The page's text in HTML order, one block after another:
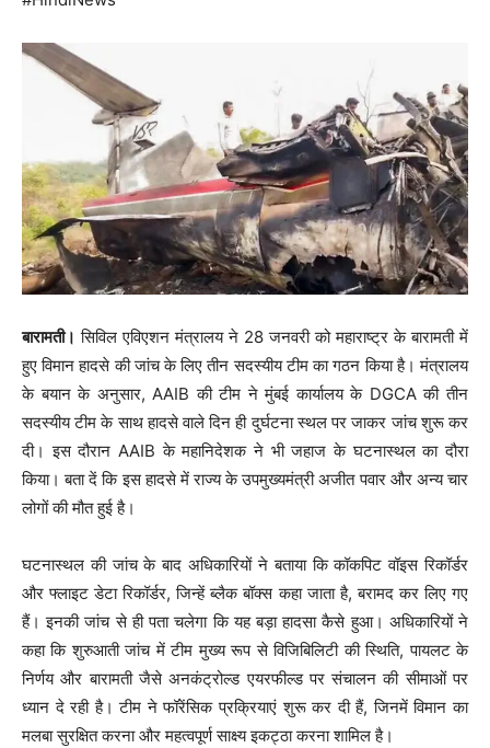
बारामती। सिविल एविएशन मंत्रालय ने 28 जनवरी को महाराष्ट्र के बारामती में
हुए विमान हादसे की जांच के लिए तीन सदस्यीय टीम का गठन किया है। मंत्रालय
के बयान के अनुसार, AAIB की टीम ने मुंबई कार्यालय के DGCA की तीन
सदस्यीय टीम के साथ हादसे वाले दिन ही दुर्घटना स्थल पर जाकर जांच शुरू कर
दी। इस दौरान AAIB के महानिदेशक ने भी जहाज के घटनास्थल का दौरा
किया। बता दें कि इस हादसे में राज्य के उपमुख्यमंत्री अजीत पवार और अन्य चार
लोगों की मौत हुई है।
घटनास्थल की जांच के बाद अधिकारियों ने बताया कि कॉकपिट वॉइस रिकॉर्डर
और फ्लाइट डेटा रिकॉर्डर, जिन्हें ब्लैक बॉक्स कहा जाता है, बरामद कर लिए गए
हैं। इनकी जांच से ही पता चलेगा कि यह बड़ा हादसा कैसे हुआ। अधिकारियों ने
कहा कि शुरुआती जांच में टीम मुख्य रूप से विजिबिलिटी की स्थिति, पायलट के
निर्णय और बारामती जैसे अनकंट्रोल्ड एयरफील्ड पर संचालन की सीमाओं पर
ध्यान दे रही है। टीम ने फॉरेंसिक प्रक्रियाएं शुरू कर दी हैं, जिनमें विमान का
मलबा सुरक्षित करना और महत्वपूर्ण साक्ष्य इकट्ठा करना शामिल है।